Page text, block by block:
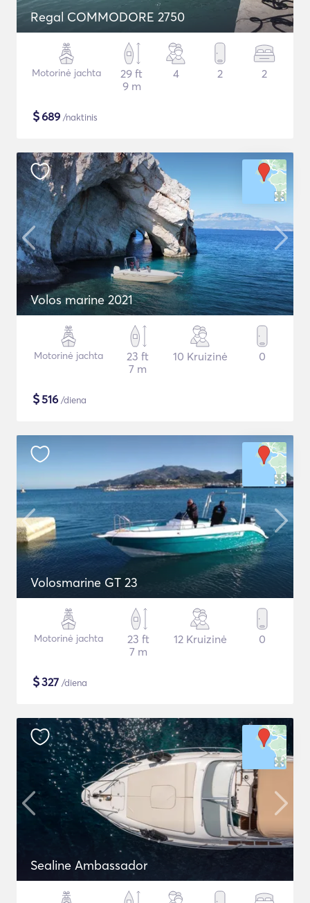
Regal COMMODORE 2750
Motorinė jachta
29 ft
9 m
4 2 2
$689 /naktinis
Volos marine 2021
Motorinė jachta
23 ft
7 m
10 Kruizinė 0
$516 /diena
Volosmarine GT 23
Motorinė jachta
23 ft
7 m
12 Kruizinė 0
$327 /diena
Sealine Ambassador